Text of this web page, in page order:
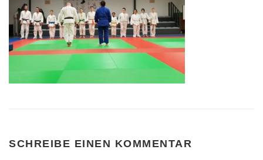
SCHREIBE EINEN KOMMENTAR